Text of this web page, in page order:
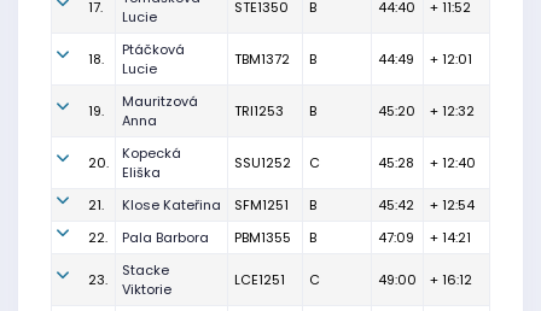
17.
Lucie
STE1350 B 44:40 + 11:52
18.
Ptáčková
Lucie
TBM1372 B 44:49 + 12:01
19.
Mauritzová
Anna
TRI1253 B 45:20 + 12:32
20.
Kopecká
Eliška
SSU1252 C 45:28 + 12:40
21. Klose Kateřina SFM1251 B 45:42
+ 12:54
22.
Pala Barbora PBM1355 B 47:09 + 14:21
23.
Stacke
Viktorie
LCE1251 C 49:00 + 16:12